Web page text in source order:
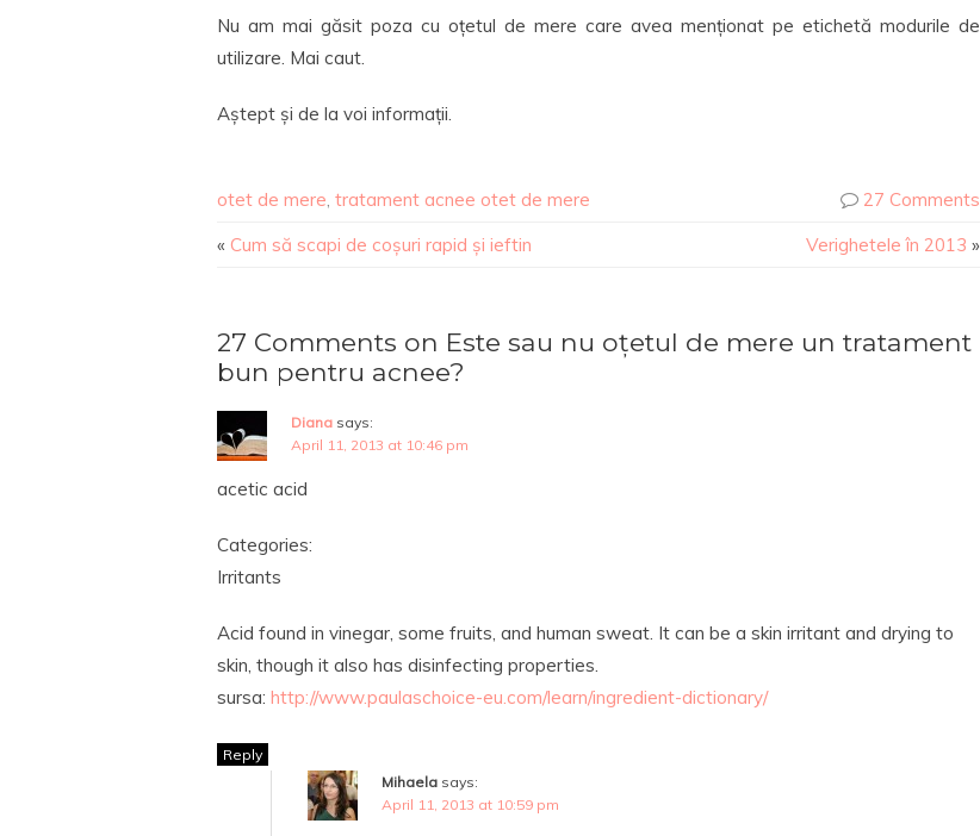
Nu am mai găsit poza cu oțetul de mere care avea menționat pe etichetă modurile de
utilizare. Mai caut.
Aștept și de la voi informații.
otet de mere, tratament acnee otet de mere
27 Comments
« Cum să scapi de coșuri rapid și ieftin Verighetele în 2013 »
27 Comments on Este sau nu oțetul de mere un tratament
bun pentru acnee?
Diana says:
April 11, 2013 at 10:46 pm
acetic acid
Categories:
Irritants
Acid found in vinegar, some fruits, and human sweat. It can be a skin irritant and drying to
skin, though it also has disinfecting properties.
sursa: http://www.paulaschoice-eu.com/learn/ingredient-dictionary/
Reply
Mihaela says:
April 11, 2013 at 10:59 pm